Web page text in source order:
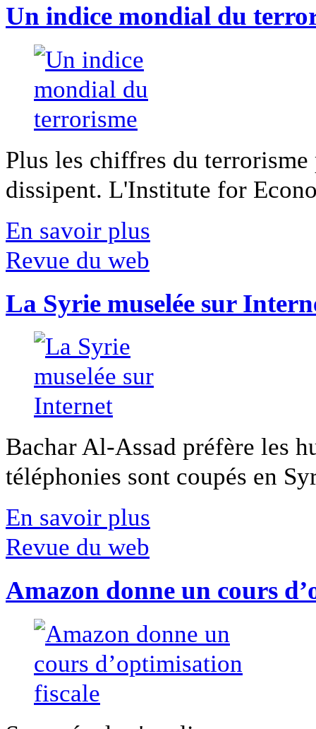
Un indice mondial du
Plus les chiffres du
dissipent. L'Institute for
En savoir plus
Revue du web
La Syrie muselée sur
Bachar Al-Assad préfère les
téléphonies sont coupés en
En savoir plus
Revue du web
Amazon donne un cours